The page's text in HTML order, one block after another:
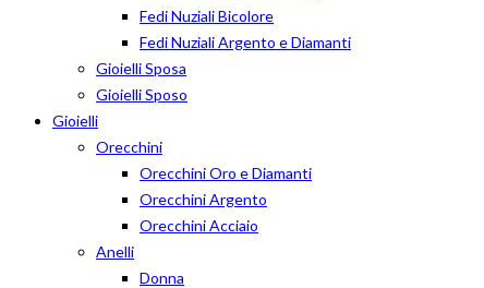
Fedi Nuziali Bicolore
Fedi Nuziali Argento e Diamanti
Gioielli Sposa
Gioielli Sposo
Gioielli
Orecchini
Orecchini Oro e Diamanti
Orecchini Argento
Orecchini Acciaio
Anelli
Donna